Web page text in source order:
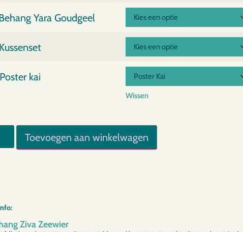
Yara Goudgeel
kai
Wissen
Toevoegen aan winkelwagen
Ziva Zeewier